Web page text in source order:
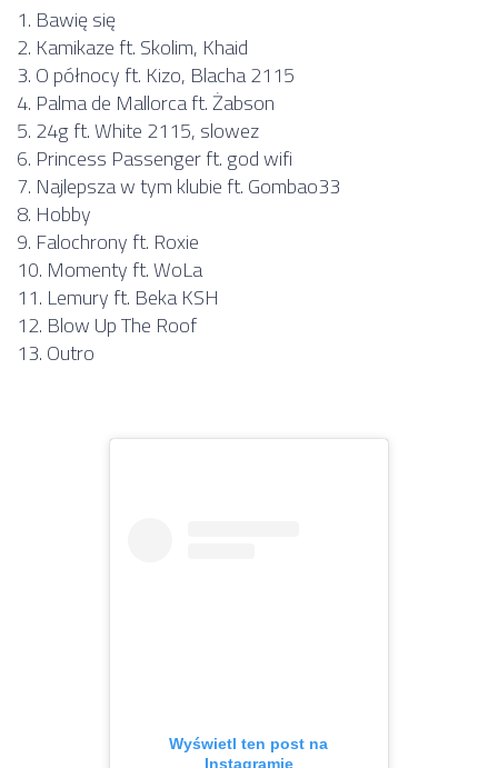
1. Bawię się
2. Kamikaze ft. Skolim, Khaid
3. O północy ft. Kizo, Blacha 2115
4. Palma de Mallorca ft. Żabson
5. 24g ft. White 2115, slowez
6. Princess Passenger ft. god wifi
7. Najlepsza w tym klubie ft. Gombao33
8. Hobby
9. Falochrony ft. Roxie
10. Momenty ft. WoLa
11. Lemury ft. Beka KSH
12. Blow Up The Roof
13. Outro
Wyświetl ten post na
Instagramie